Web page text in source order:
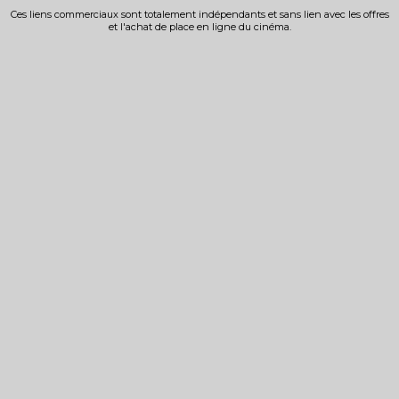
Ces liens commerciaux sont totalement indépendants et sans lien avec les offres
et l'achat de place en ligne du cinéma.